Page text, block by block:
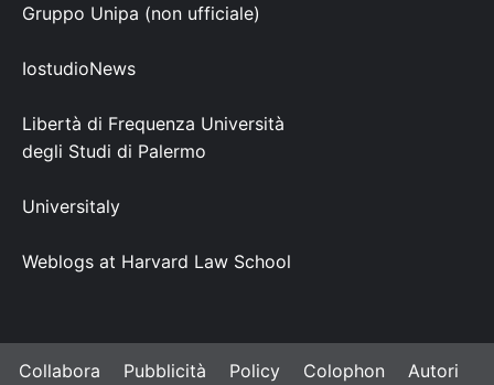
Gruppo Unipa (non ufficiale)
IostudioNews
Libertà di Frequenza Università
degli Studi di Palermo
Universitaly
Weblogs at Harvard Law School
Collabora Pubblicità Policy Colophon
Autori